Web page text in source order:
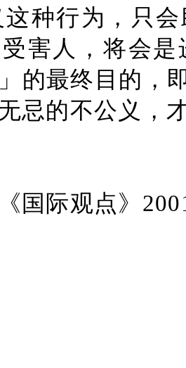
种行为，只
害人，将会
」的最终目的，
忌的不公义，
国际观点》